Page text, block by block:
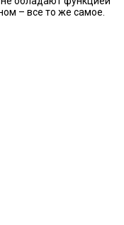
– все то же самое.